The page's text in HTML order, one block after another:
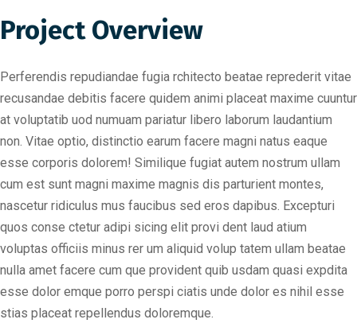
Project Overview
Perferendis repudiandae fugia rchitecto beatae reprederit vitae
recusandae debitis facere quidem animi placeat maxime cuuntur
at voluptatib uod numuam pariatur libero laborum laudantium
non. Vitae optio, distinctio earum facere magni natus eaque
esse corporis dolorem! Similique fugiat autem nostrum ullam
cum est sunt magni maxime magnis dis parturient montes,
nascetur ridiculus mus faucibus sed eros dapibus. Excepturi
quos conse ctetur adipi sicing elit provi dent laud atium
voluptas officiis minus rer um aliquid volup tatem ullam beatae
nulla amet facere cum que provident quib usdam quasi expdita
esse dolor emque porro perspi ciatis unde dolor es nihil esse
stias placeat repellendus doloremque.